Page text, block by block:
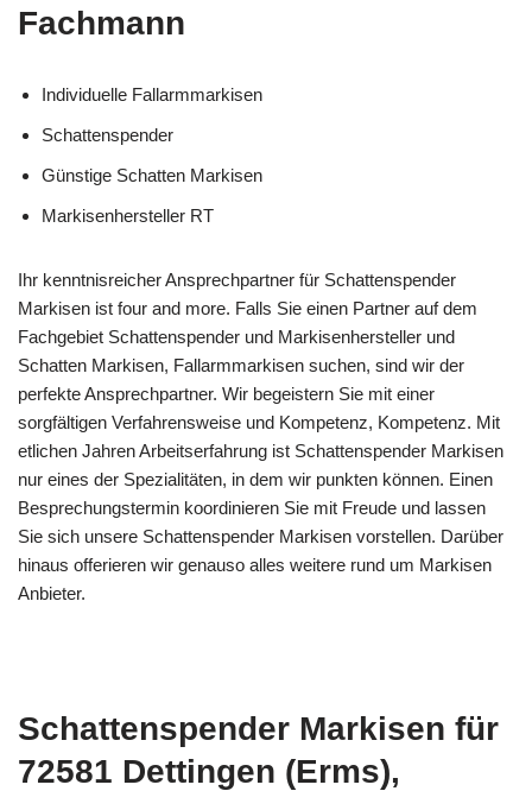
Fachmann
Individuelle Fallarmmarkisen
Schattenspender
Günstige Schatten Markisen
Markisenhersteller RT
Ihr kenntnisreicher Ansprechpartner für Schattenspender
Markisen ist four and more. Falls Sie einen Partner auf dem
Fachgebiet Schattenspender und Markisenhersteller und
Schatten Markisen, Fallarmmarkisen suchen, sind wir der
perfekte Ansprechpartner. Wir begeistern Sie mit einer
sorgfältigen Verfahrensweise und Kompetenz, Kompetenz. Mit
etlichen Jahren Arbeitserfahrung ist Schattenspender Markisen
nur eines der Spezialitäten, in dem wir punkten können. Einen
Besprechungstermin koordinieren Sie mit Freude und lassen
Sie sich unsere Schattenspender Markisen vorstellen. Darüber
hinaus offerieren wir genauso alles weitere rund um Markisen
Anbieter.
Schattenspender Markisen für
72581 Dettingen (Erms),